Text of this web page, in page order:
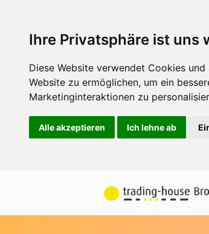
Ihre Privatsphäre ist uns
Diese Website verwendet Cookies
Website zu ermöglichen, um ein
Marketinginteraktionen zu
Alle akzeptieren Ich lehne ab